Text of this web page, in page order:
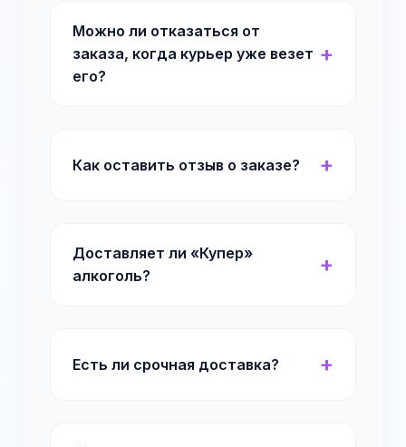
Можно ли отказаться от
заказа, когда курьер уже везет
его?
Как оставить отзыв о заказе?
Доставляет ли «Купер»
алкоголь?
Есть ли срочная доставка?